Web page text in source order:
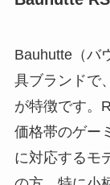
Bauhutte（バ
具ブランドで
が特徴です。
価格帯のゲー
に対応するモ